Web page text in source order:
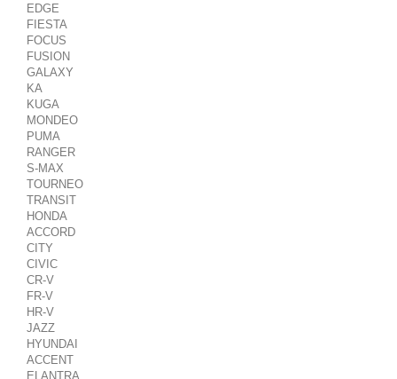
EDGE
FIESTA
FOCUS
FUSION
GALAXY
KA
KUGA
MONDEO
PUMA
RANGER
S-MAX
TOURNEO
TRANSIT
HONDA
ACCORD
CITY
CIVIC
CR-V
FR-V
HR-V
JAZZ
HYUNDAI
ACCENT
ELANTRA